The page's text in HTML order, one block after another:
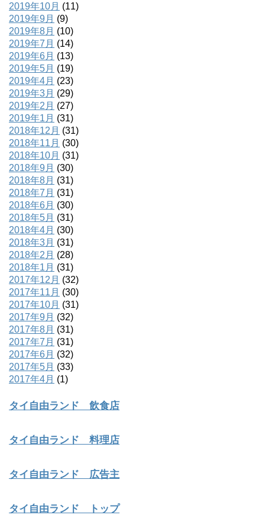
2019年10月 (11)
2019年9月 (9)
2019年8月 (10)
2019年7月 (14)
2019年6月 (13)
2019年5月 (19)
2019年4月 (23)
2019年3月 (29)
2019年2月 (27)
2019年1月 (31)
2018年12月 (31)
2018年11月 (30)
2018年10月 (31)
2018年9月 (30)
2018年8月 (31)
2018年7月 (31)
2018年6月 (30)
2018年5月 (31)
2018年4月 (30)
2018年3月 (31)
2018年2月 (28)
2018年1月 (31)
2017年12月 (32)
2017年11月 (30)
2017年10月 (31)
2017年9月 (32)
2017年8月 (31)
2017年7月 (31)
2017年6月 (32)
2017年5月 (33)
2017年4月 (1)
タイ自由ランド 飲食店
タイ自由ランド 料理店
タイ自由ランド 広告主
タイ自由ランド トップ